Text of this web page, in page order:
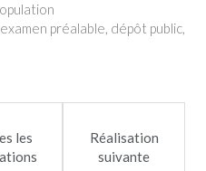
préalable, dépôt public,
les
Réalisation
suivante